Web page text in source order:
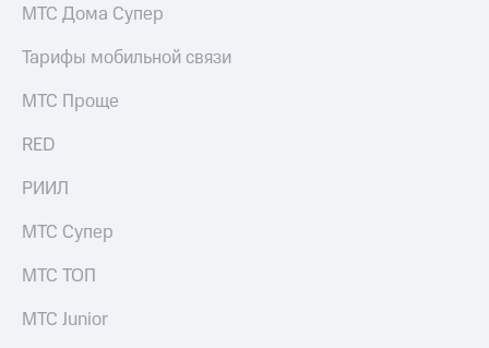
МТС Дома Супер
Тарифы мобильной связи
МТС Проще
RED
РИИЛ
МТС Супер
МТС ТОП
МТС Junior